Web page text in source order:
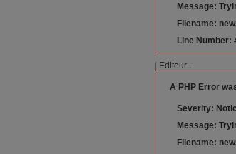
Message:
Filename:
Line Number:
| Editeur :
A PHP Error
Severity:
Message:
Filename: